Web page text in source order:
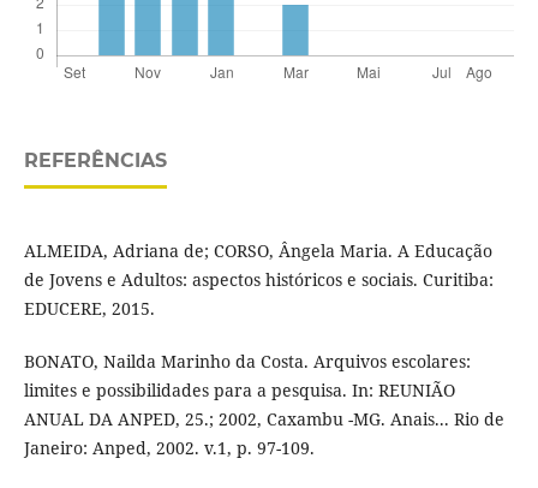
REFERÊNCIAS
ALMEIDA, Adriana de; CORSO, Ângela Maria. A Educação
de Jovens e Adultos: aspectos históricos e sociais. Curitiba:
EDUCERE, 2015.
BONATO, Nailda Marinho da Costa. Arquivos escolares:
limites e possibilidades para a pesquisa. In: REUNIÃO
ANUAL DA ANPED, 25.; 2002, Caxambu -MG. Anais... Rio de
Janeiro: Anped, 2002. v.1, p. 97-109.